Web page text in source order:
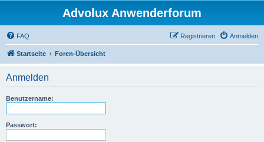
Advolux Anwenderforum
FAQ Anmelden
Registrieren
Startseite Foren-Übersicht
Anmelden
Benutzername:
Passwort: